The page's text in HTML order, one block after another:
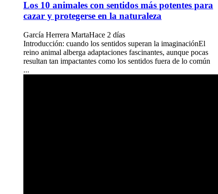
Los 10 animales con sentidos más potentes para
cazar y protegerse en la naturaleza
García Herrera MartaHace 2 días
Introducción: cuando los sentidos superan la imaginaciónEl
reino animal alberga adaptaciones fascinantes, aunque pocas
resultan tan impactantes como los sentidos fuera de lo común
...